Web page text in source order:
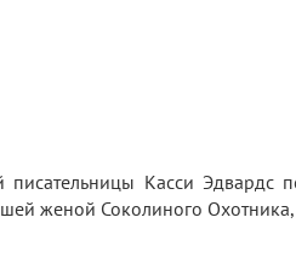
писательницы Касси
женой Соколиного